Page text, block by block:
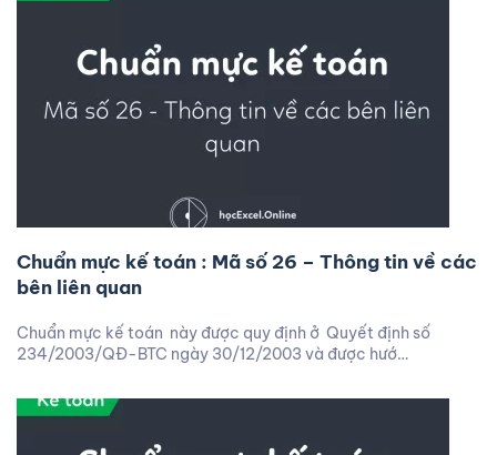
Chuẩn mực kế toán : Mã số 26 – Thông tin về các
bên liên quan
Chuẩn mực kế toán này được quy định ở Quyết định số
234/2003/QĐ-BTC ngày 30/12/2003 và được hướ…